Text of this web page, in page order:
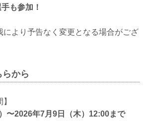
も参加！
より予告なく変更となる場合がござ
から
〜2026年7月9日（木）12:00まで